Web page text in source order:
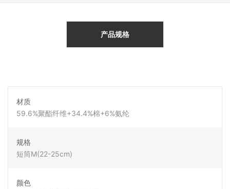
产品规格
材质
59.6%聚酯纤维+34.4%棉+6%氨纶
规格
短筒M(22-25cm)
颜色